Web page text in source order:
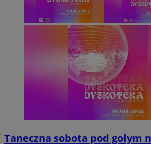
Taneczna sobota pod gołym